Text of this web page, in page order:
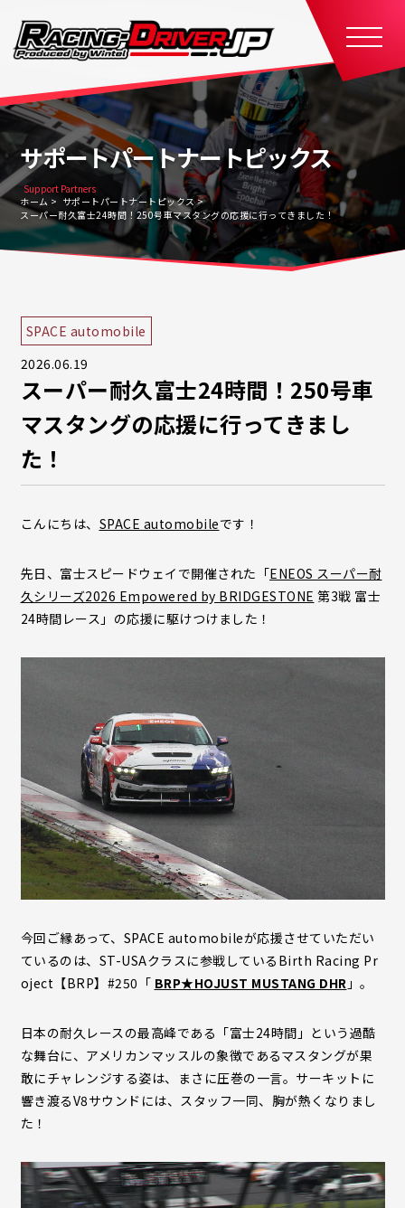
サポートパートナートピックス
Support Partners
ホーム
サポートパートナートピックス
スーパー耐久富士24時間！250号車マスタングの応援に行ってきました！
SPACE automobile
2026.06.19
スーパー耐久富士24時間！250号車
マスタングの応援に行ってきまし
た！
こんにちは、 SPACE automobileです！
先日、富士スピードウェイで開催された「ENEOS スーパー耐
久シリーズ2026 Empowered by BRIDGESTONE 第3戦 富士
24時間レース」の応援に駆けつけました！
今回ご縁あって、SPACE automobileが応援させていただい
ているのは、ST-USAクラスに参戦しているBirth Racing Pr
oject【BRP】#250「 BRP★HOJUST MUSTANG DHR 」。
日本の耐久レースの最高峰である「富士24時間」という過酷
な舞台に、アメリカンマッスルの象徴であるマスタングが果
敢にチャレンジする姿は、まさに圧巻の一言。サーキットに
響き渡るV8サウンドには、スタッフ一同、胸が熱くなりまし
た！